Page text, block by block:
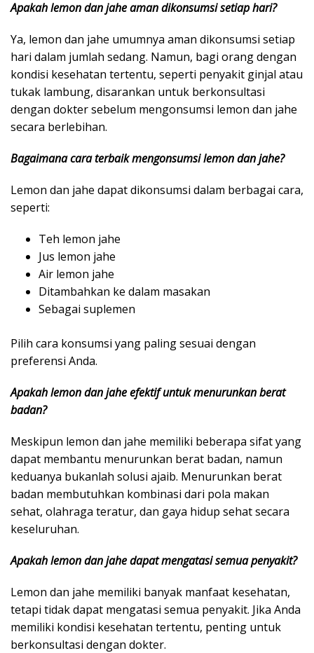
Apakah lemon dan jahe aman dikonsumsi setiap hari?
Ya, lemon dan jahe umumnya aman dikonsumsi setiap
hari dalam jumlah sedang. Namun, bagi orang dengan
kondisi kesehatan tertentu, seperti penyakit ginjal atau
tukak lambung, disarankan untuk berkonsultasi
dengan dokter sebelum mengonsumsi lemon dan jahe
secara berlebihan.
Bagaimana cara terbaik mengonsumsi lemon dan jahe?
Lemon dan jahe dapat dikonsumsi dalam berbagai cara,
seperti:
Teh lemon jahe
Jus lemon jahe
Air lemon jahe
Ditambahkan ke dalam masakan
Sebagai suplemen
Pilih cara konsumsi yang paling sesuai dengan
preferensi Anda.
Apakah lemon dan jahe efektif untuk menurunkan berat
badan?
Meskipun lemon dan jahe memiliki beberapa sifat yang
dapat membantu menurunkan berat badan, namun
keduanya bukanlah solusi ajaib. Menurunkan berat
badan membutuhkan kombinasi dari pola makan
sehat, olahraga teratur, dan gaya hidup sehat secara
keseluruhan.
Apakah lemon dan jahe dapat mengatasi semua penyakit?
Lemon dan jahe memiliki banyak manfaat kesehatan,
tetapi tidak dapat mengatasi semua penyakit. Jika Anda
memiliki kondisi kesehatan tertentu, penting untuk
berkonsultasi dengan dokter.